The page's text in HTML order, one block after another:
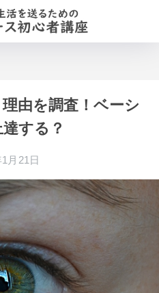
由を調査！ベーシ
する？
月21日